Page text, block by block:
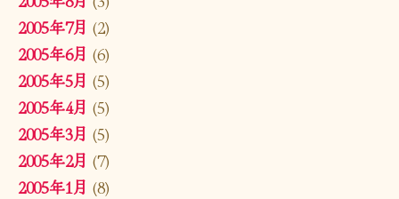
2005年7月 (2)
2005年6月 (6)
2005年5月 (5)
2005年4月 (5)
2005年3月 (5)
2005年2月 (7)
2005年1月 (8)